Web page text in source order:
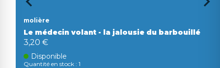
molière
Le médecin volant - la jalousie du barbouillé
3,20 €
Disponible
Quantité en stock : 1